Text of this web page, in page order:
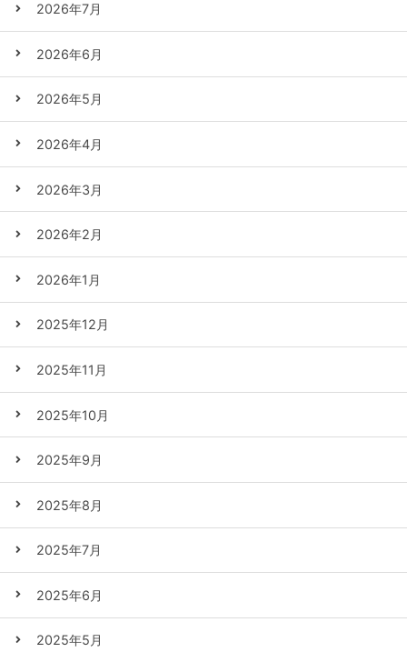
2026年7月
2026年6月
2026年5月
2026年4月
2026年3月
2026年2月
2026年1月
2025年12月
2025年11月
2025年10月
2025年9月
2025年8月
2025年7月
2025年6月
2025年5月